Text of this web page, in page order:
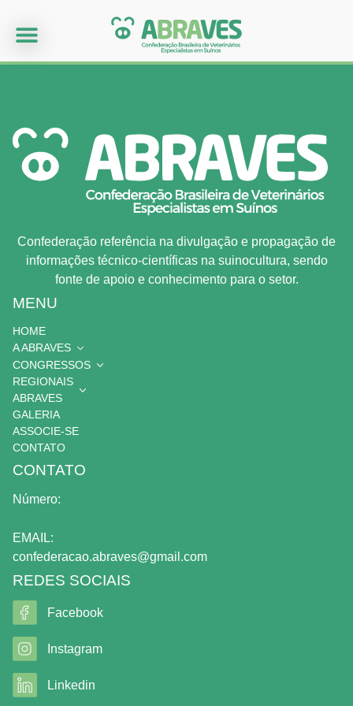
Confederação referência na divulgação e propagação de
informações técnico-científicas na suinocultura, sendo
fonte de apoio e conhecimento para o setor.
MENU
HOME
A ABRAVES
CONGRESSOS
REGIONAIS
ABRAVES
GALERIA
ASSOCIE-SE
CONTATO
CONTATO
Número:
EMAIL:
confederacao.abraves@gmail.com
REDES SOCIAIS
Facebook
Instagram
Linkedin